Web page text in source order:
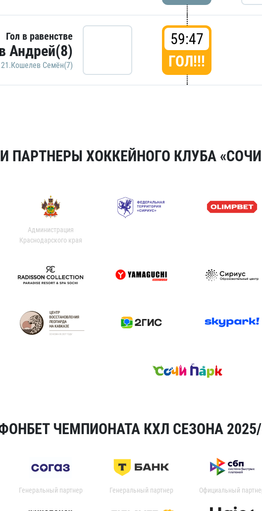
Гол в равенстве
Андрей(8)
21.Кошелев Семён(7)
59:47
ГОЛ!!!
ПАРТНЕРЫ ХОККЕЙНОГО КЛУБА
Администрация
Краснодарского края
ЧЕМПИОНАТА КХЛ СЕЗОНА 2025/
Генеральный партнер Генеральный партнер Официальный